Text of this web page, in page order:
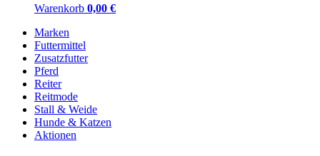
Warenkorb 0,00 €
Marken
Futtermittel
Zusatzfutter
Pferd
Reiter
Reitmode
Stall & Weide
Hunde & Katzen
Aktionen